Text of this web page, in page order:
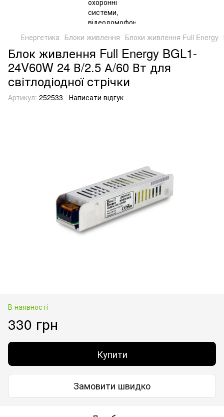
Енергетика Блоки живлення Блоки живлення Full Energy
Блок живлення Full Energy BGL1-
24V60W 24 В/2.5 А/60 Вт для
світлодіодної стрічки
Артикул: 252533 Написати відгук
В наявності
330 грн
Купити
Замовити швидко